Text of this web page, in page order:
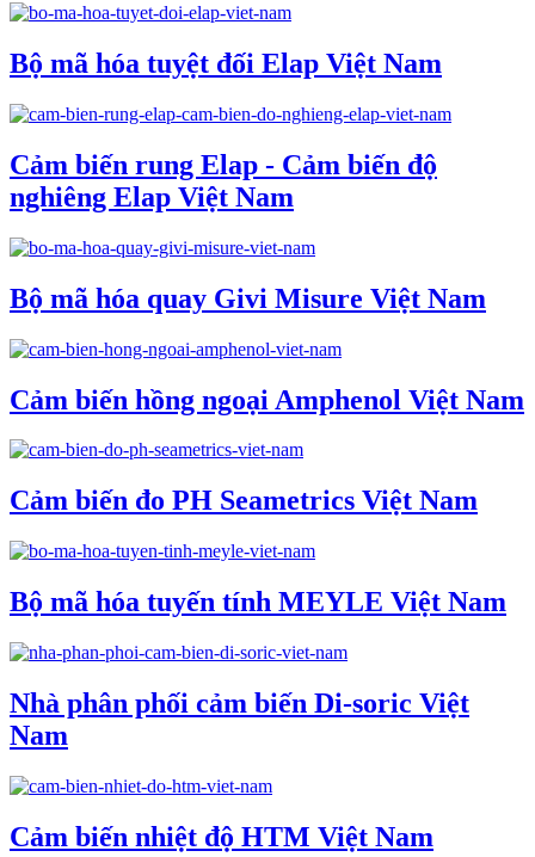
Bộ mã hóa tuyệt đối Elap Việt Nam
Cảm biến rung Elap - Cảm biến độ
nghiêng Elap Việt Nam
Bộ mã hóa quay Givi Misure Việt Nam
Cảm biến hồng ngoại Amphenol Việt Nam
Cảm biến đo PH Seametrics Việt Nam
Bộ mã hóa tuyến tính MEYLE Việt Nam
Nhà phân phối cảm biến Di-soric Việt
Nam
Cảm biến nhiệt độ HTM Việt Nam